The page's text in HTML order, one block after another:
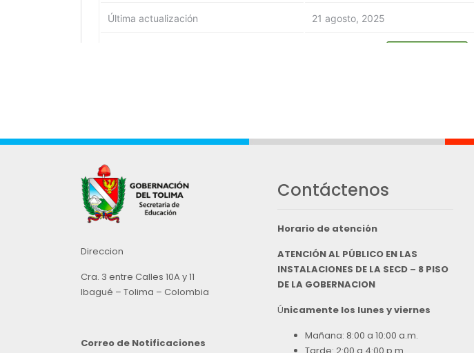
Direccion
Cra. 3 entre Calles 10A y 11
Ibagué – Tolima – Colombia
Correo de Notificaciones
Contáctenos
Horario de atención
ATENCIÓN AL PÚBLICO EN LAS
INSTALACIONES DE LA SECD – 8 PISO
DE LA GOBERNACION
Únicamente los lunes y viernes
Mañana: 8:00 a 10:00 a.m.